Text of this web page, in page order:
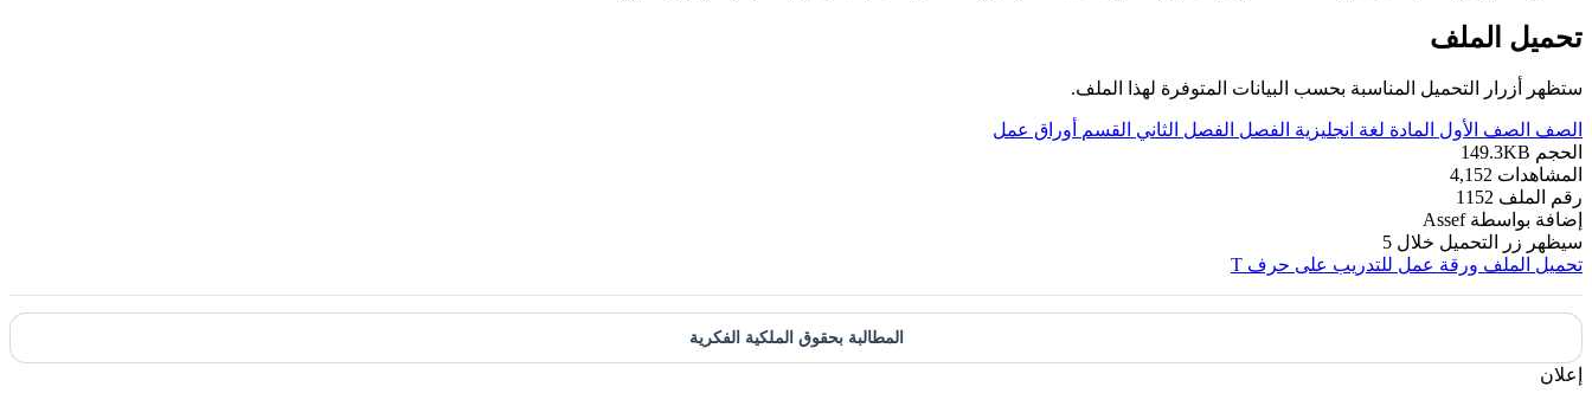
تحميل الملف
ستظهر أزرار التحميل المناسبة بحسب البيانات المتوفرة لهذا الملف.
الصف الصف الأول المادة لغة انجليزية الفصل الفصل الثاني القسم أوراق عمل
الحجم 149.3KB
المشاهدات 4,152
رقم الملف 1152
إضافة بواسطة Assef
سيظهر زر التحميل خلال 5
تحميل الملف ورقة عمل للتدريب على حرف T
المطالبة بحقوق الملكية الفكرية
إعلان